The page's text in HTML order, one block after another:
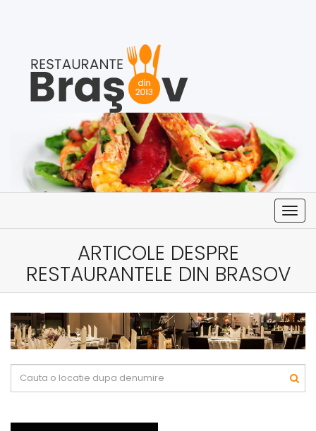
ARTICOLE DESPRE
RESTAURANTELE DIN BRASOV